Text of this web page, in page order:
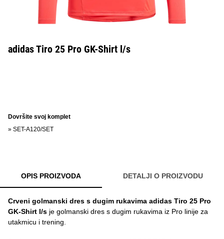
adidas Tiro 25 Pro GK-Shirt l/s
Dovršite svoj komplet
» SET-A120/SET
OPIS PROIZVODA DETALJI O PROIZVODU
Crveni golmanski dres s dugim rukavima adidas Tiro 25 Pro
GK-Shirt l/s je golmanski dres s dugim rukavima iz Pro linije za
utakmicu i trening.